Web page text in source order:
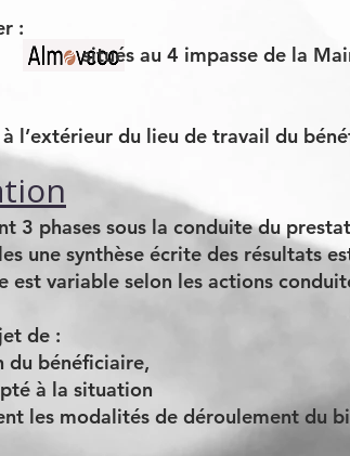
:
situés au 4 impasse de la Mairie
l’extérieur du lieu de travail du
3 phases sous la conduite du
une synthèse écrite des résultats
est variable selon les actions
de :
du bénéficiaire,
à la situation
les modalités de déroulement du